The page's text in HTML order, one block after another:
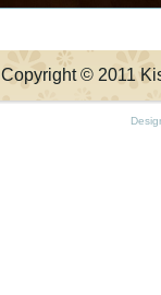
Copyright © 2011